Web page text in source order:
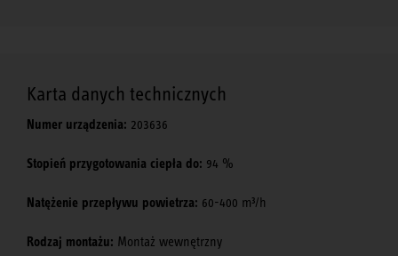
Karta danych technicznych
Numer urządzenia: 203636
Stopień przygotowania ciepła do: 94 %
Natężenie przepływu powietrza: 60-400 m³/h
Rodzaj montażu: Montaż wewnętrzny